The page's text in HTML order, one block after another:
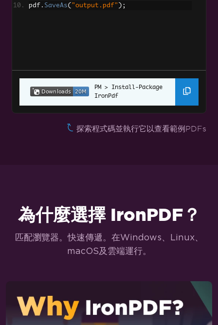
CSHTML 轉 PDF（Razor Pages）
ASPX 頁面轉 PDF 設定
Angular.JS 轉 PDF
TLS 網站與系統登入
設定自訂邊距
頁碼與分頁符
pdf . SaveAs( "output.pdf" );
Install-Package
IronPdf
探索程式碼並執行它以查看範例PDFs
為什麼選擇 IronPDF？
匹配瀏覽器。快速傳遞。在Windows、Linux、
macOS及雲端運行。